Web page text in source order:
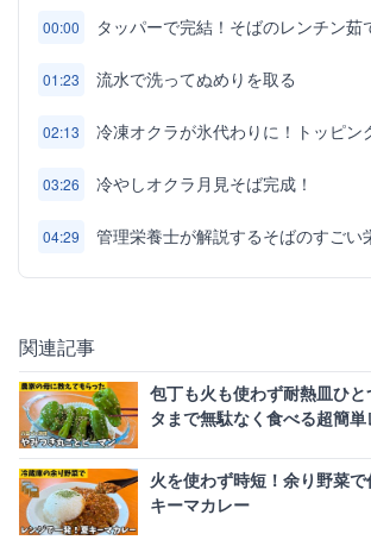
00:00 タッパーで完結！そばのレンチン茹
01:23 流水で洗ってぬめりを取る
02:13 冷凍オクラが氷代わりに！トッピン
03:26 冷やしオクラ月見そば完成！
04:29 管理栄養士が解説するそばのすごい
関連記事
包丁も火も使わず耐熱皿ひ
タまで無駄なく食べる超簡単
火を使わず時短！余り野菜
キーマカレー